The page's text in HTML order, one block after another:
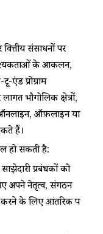
संसाधनों पर
के आकलन,
एंड प्रोग्राम
भौगोलिक क्षेत्रों,
ऑफ़लाइन या
हैं।
हो सकती है:
प्रबंधकों को
अपने नेतृत्व, संगठन
करने के लिए आंतरिक रूप